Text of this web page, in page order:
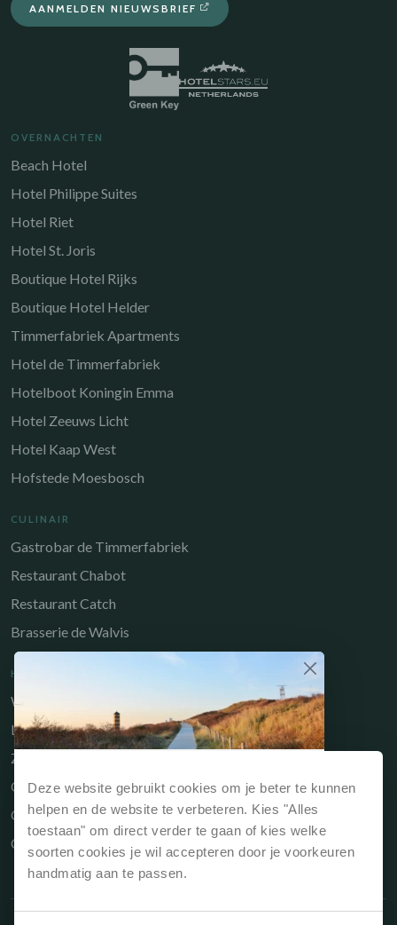
Deze website gebruikt cookies om je beter te kunnen
helpen en de website te verbeteren. Kies "Alles
toestaan" om direct verder te gaan of kies welke
soorten cookies je wil accepteren door je voorkeuren
handmatig aan te passen.
Waarom direct boeken?
Reserveert je jouw verblijf via onze website of
rechtstreeks bij de receptie dan is dit altijd het
voordeligst
Beste prijsgarantie, dus altijd de laagste
AANMELDEN NIEUWSBRIEF
OVERNACHTEN
Beach Hotel
Hotel Philippe Suites
Hotel Riet
Hotel St. Joris
Boutique Hotel Rijks
Boutique Hotel Helder
Timmerfabriek Apartments
Hotel de Timmerfabriek
Hotelboot Koningin Emma
Hotel Zeeuws Licht
Hotel Kaap West
Hofstede Moesbosch
CULINAIR
Gastrobar de Timmerfabriek
Restaurant Chabot
Restaurant Catch
Brasserie de Walvis
HANDIGE LINKS
Werken bij
Long-Stay
Zakelijk
Owners Portal
Cadeaubon
Contact